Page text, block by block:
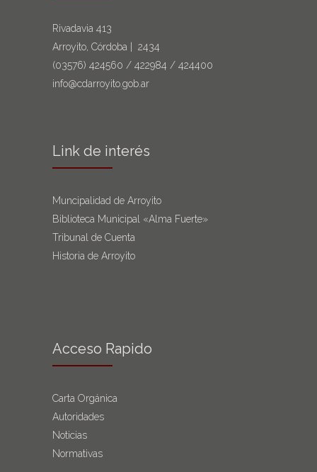
Rivadavia 413
Arroyito, Córdoba | 2434
(03576) 424560 / 422984 / 424400
info@cdarroyito.gob.ar
Link de interés
Muncipalidad de Arroyito
Biblioteca Municipal «Alma Fuerte»
Tribunal de Cuenta
Historia de Arroyito
Acceso Rapido
Carta Orgánica
Autoridades
Noticias
Normativas